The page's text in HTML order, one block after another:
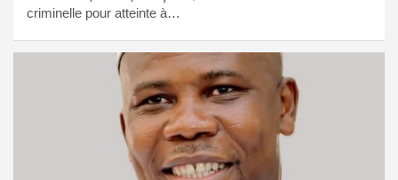
criminelle pour atteinte à…